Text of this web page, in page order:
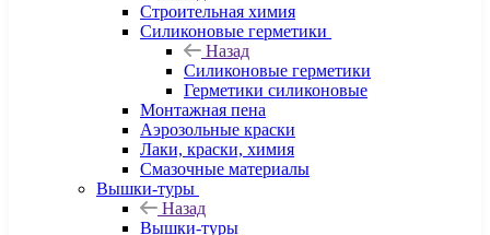
Строительная химия
Силиконовые герметики
Назад
Силиконовые герметики
Герметики силиконовые
Монтажная пена
Аэрозольные краски
Лаки, краски, химия
Смазочные материалы
Вышки-туры
Назад
Вышки-туры